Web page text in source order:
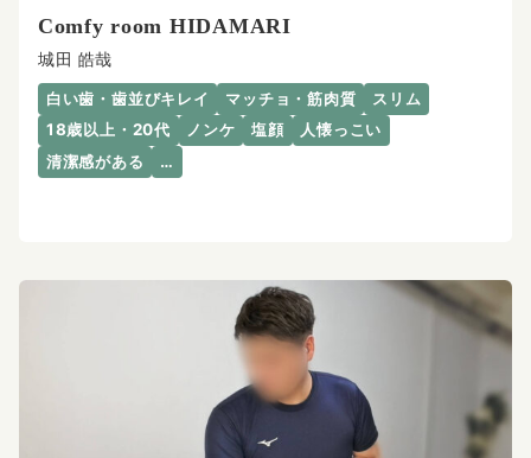
Comfy room HIDAMARI
城田 皓哉
白い歯・歯並びキレイ マッチョ・筋肉質
スリム
18歳以上・20代
ノンケ 塩顔
人懐っこい
清潔感がある
…